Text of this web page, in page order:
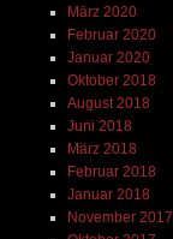
März 2020
Februar 2020
Januar 2020
Oktober 2018
August 2018
Juni 2018
März 2018
Februar 2018
Januar 2018
November 2017